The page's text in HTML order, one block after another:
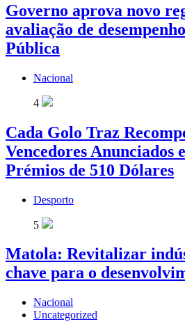
Governo aprova novo
avaliação de
Pública
Nacional
4
Cada Golo Traz
Vencedores Anunciados
Prémios de 510 Dólares
Desporto
5
Matola: Revitalizar
chave para o
Nacional
Uncategorized